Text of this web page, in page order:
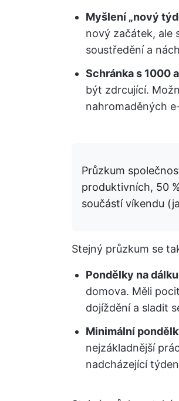
Myšlení „nový
nový začátek, ale
soustředění a
Schránka s 1000
být zdrcující.
nahromaděných
Průzkum
produktivních, 50
součástí víkendu
Stejný průzkum se
Pondělky na dálku
domova. Měli
dojíždění a sladit
Minimální
nejzákladnější
nadcházející